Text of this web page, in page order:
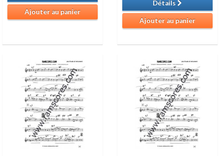
Ajouter au panier
Détails
Ajouter au panier